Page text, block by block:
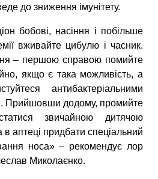
до зниження імунітету.
бобові, насіння і побільше
вживайте цибулю і часник.
– першою справою помийте
якщо є така можливість, а
антибактеріальними
Прийшовши додому, промийте
звичайною дитячою
аптеці придбати спеціальний
носа» – рекомендує лор
Миколаєнко.